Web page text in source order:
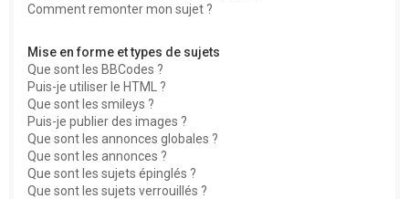
Comment remonter mon sujet ?
Mise en forme et types de sujets
Que sont les BBCodes ?
Puis-je utiliser le HTML ?
Que sont les smileys ?
Puis-je publier des images ?
Que sont les annonces globales ?
Que sont les annonces ?
Que sont les sujets épinglés ?
Que sont les sujets verrouillés ?